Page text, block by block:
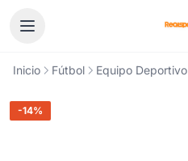
Inicio Fútbol Equipo Deportivo
-14%